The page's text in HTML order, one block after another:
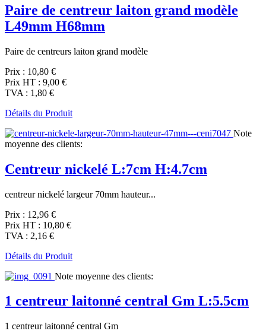
Paire de centreur laiton grand modèle
L49mm H68mm
Paire de centreurs laiton grand modèle
Prix : 10,80 €
Prix HT : 9,00 €
TVA : 1,80 €
Détails du Produit
Note
moyenne des clients:
Centreur nickelé L:7cm H:4.7cm
centreur nickelé largeur 70mm hauteur...
Prix : 12,96 €
Prix HT : 10,80 €
TVA : 2,16 €
Détails du Produit
Note moyenne des clients:
1 centreur laitonné central Gm L:5.5cm
1 centreur laitonné central Gm